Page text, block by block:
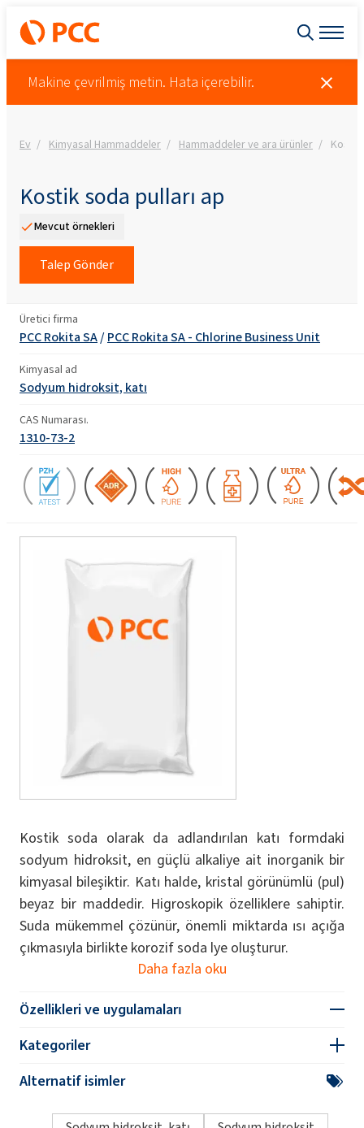
Makine çevrilmiş metin. Hata içerebilir.
Ev Kimyasal Hammaddeler Hammaddeler ve ara ürünler Kostik
Kostik soda pulları ap
Mevcut örnekleri
Talep Gönder
Üretici firma
PCC Rokita SA/PCC Rokita SA - Chlorine Business Unit
Kimyasal ad
Sodyum hidroksit, katı
CAS Numarası.
1310-73-2
Kostik soda olarak da adlandırılan katı formdaki
sodyum hidroksit, en güçlü alkaliye ait inorganik bir
kimyasal bileşiktir. Katı halde, kristal görünümlü (pul)
beyaz bir maddedir. Higroskopik özelliklere sahiptir.
Suda mükemmel çözünür, önemli miktarda ısı açığa
çıkmasıyla birlikte korozif soda lye oluşturur.
Daha fazla oku
Özellikleri ve uygulamaları
Kategoriler
Alternatif isimler